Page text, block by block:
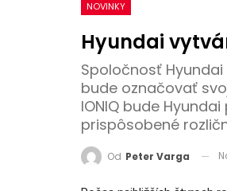
NOVINKY
Hyundai
Spoločnosť
bude označovať
IONIQ bude
prispôsobené
Od Peter Varga